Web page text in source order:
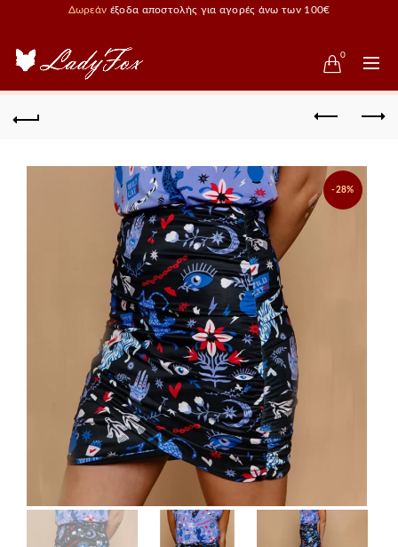
Δωρεάν έξοδα αποστολής για αγορές άνω των 100€
0
-28%